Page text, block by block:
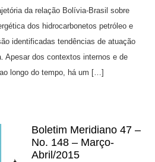
da relação Bolívia-Brasil sobre
dos hidrocarbonetos petróleo e
identificadas tendências de atuação
Apesar dos contextos internos e de
longo do tempo, há um […]
Boletim Meridiano 47 –
No. 148 – Março-
Abril/2015